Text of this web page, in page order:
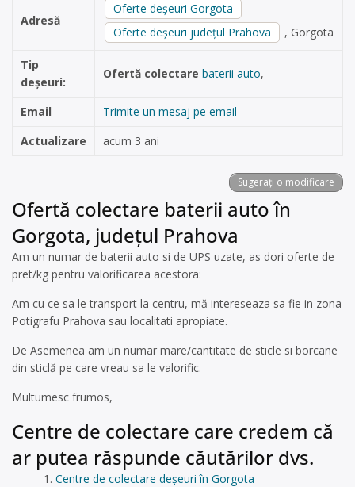
Adresă
Oferte deșeuri Gorgota
Oferte deșeuri județul Prahova
, Gorgota
Tip
deșeuri:
Ofertă colectare baterii auto,
Email
Trimite un mesaj pe email
Actualizare
acum 3 ani
Sugerați o modificare
Ofertă colectare baterii auto în
Gorgota, județul Prahova
Am un numar de baterii auto si de UPS uzate, as dori oferte de
pret/kg pentru valorificarea acestora:
Am cu ce sa le transport la centru, mă intereseaza sa fie in zona
Potigrafu Prahova sau localitati apropiate.
De Asemenea am un numar mare/cantitate de sticle si borcane
din sticlă pe care vreau sa le valorific.
Multumesc frumos,
Centre de colectare care credem că
ar putea răspunde căutărilor dvs.
Centre de colectare deșeuri în Gorgota